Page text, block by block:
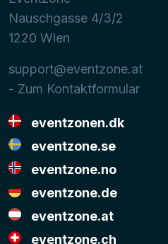
Nauschgasse 4/3/2
1220 Wien
support@eventzone.at
- Zum Kontaktformular
eventzonen.dk
eventzone.se
eventzone.no
eventzone.de
eventzone.at
eventzone.ch